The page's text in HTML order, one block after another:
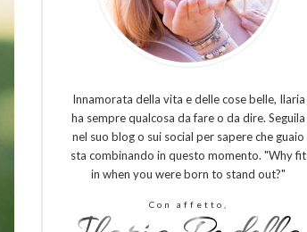
Innamorata della vita e delle cose belle, Ilaria
ha sempre qualcosa da fare o da dire. Seguila
nel suo blog o sui social per sapere che guaio
sta combinando in questo momento. "Why fit
in when you were born to stand out?"
Con affetto,